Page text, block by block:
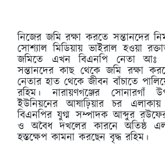
নিজের জমি রক্ষা করতে সন্তানদের
সোশ্যাল মিডিয়ায় ভাইরাল হওয়া
জমিতে এখন বিএনপি নেতা আঃ
সন্তানদের কাছ থেকে জমি রক্ষা
নেতার হাত থেকে জীবন বাঁচাতে
রহিম। নারায়ণগঞ্জের সোনারগাঁ
ইউনিয়নের আষাঢ়িয়ার চর
বিএনপির যুগ্ম সম্পাদক আব্দুর রউফের
ও অবৈধ দখলের কারনে অতিষ্ঠ
হস্তক্ষেপ কামনা করছেন বৃদ্ধ রহিম।